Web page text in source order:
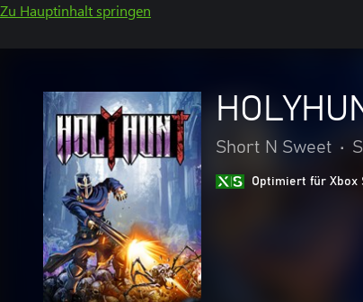
Zu Hauptinhalt springen
Short N Sweet •
Optimiert für Xbox